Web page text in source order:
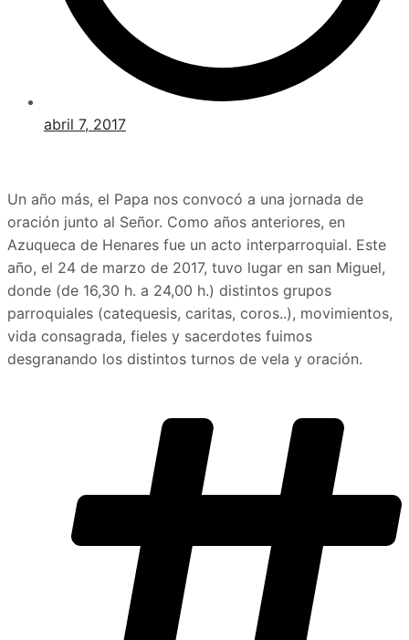
abril 7, 2017
Un año más, el Papa nos convocó a una jornada de
oración junto al Señor. Como años anteriores, en
Azuqueca de Henares fue un acto interparroquial. Este
año, el 24 de marzo de 2017, tuvo lugar en san Miguel,
donde (de 16,30 h. a 24,00 h.) distintos grupos
parroquiales (catequesis, caritas, coros..), movimientos,
vida consagrada, fieles y sacerdotes fuimos
desgranando los distintos turnos de vela y oración.